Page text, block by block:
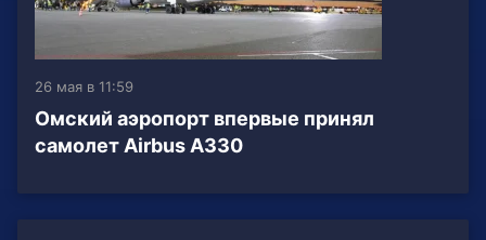
26 мая в 11:59
Омский аэропорт впервые принял
самолет Airbus A330